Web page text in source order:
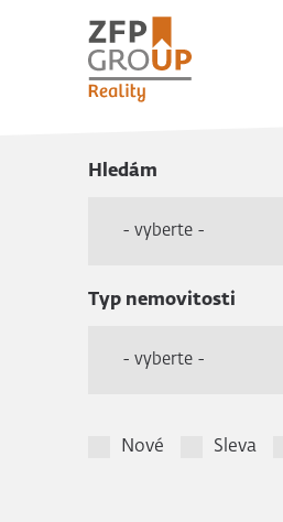
Hledám
- vyberte -
Typ nemovitosti
- vyberte -
Nové Sleva